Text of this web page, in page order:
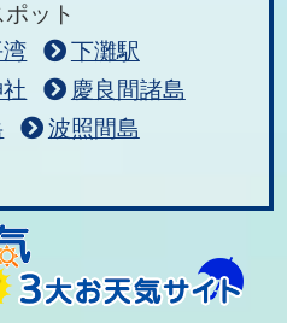
ット
湾
下灘駅
慶良間諸島
波照間島